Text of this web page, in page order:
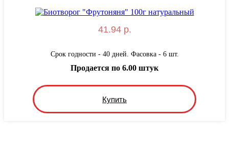
41.94 р.
Срок годности - 40 дней. Фасовка - 6 шт.
Купить
Продается по 6.00 штук